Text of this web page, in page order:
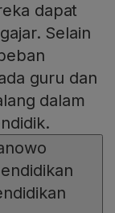
dapat
Selain
guru dan
dalam